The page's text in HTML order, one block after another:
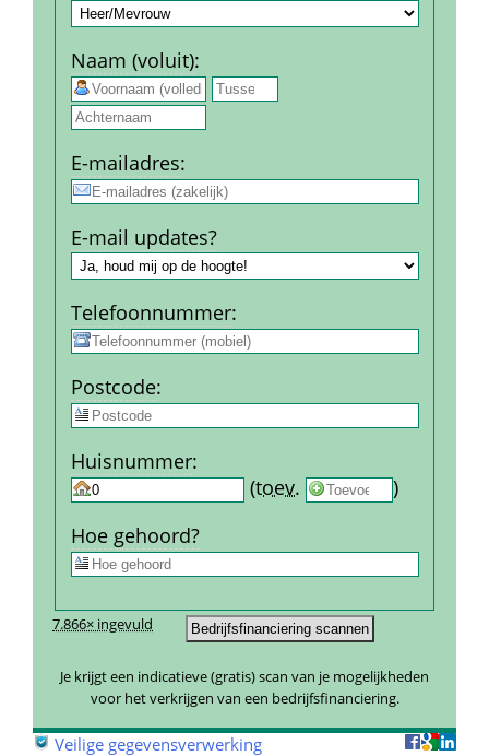
7.866× ingevuld
Je krijgt een indicatieve (gratis) scan van je mogelijkheden
voor het verkrijgen van een bedrijfsfinanciering.
Naam (voluit):
E-mail­adres:
E-mail updates?
Telefoon­nummer:
Post­code:
Huis­nummer:
(toev.
)
Hoe gehoord?
Veilige gegevensverwerking